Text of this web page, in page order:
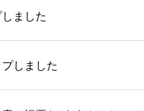
ました
しました